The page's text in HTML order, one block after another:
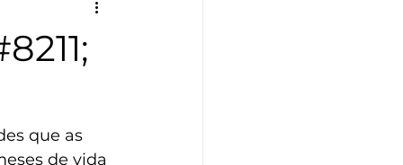
Engenharia de Tecidos
que as
de vida